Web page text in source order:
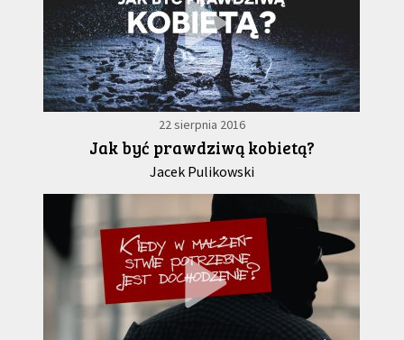
22 sierpnia 2016
Jak być prawdziwą kobietą?
Jacek Pulikowski